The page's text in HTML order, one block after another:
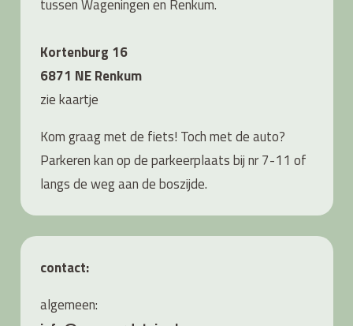
tussen Wageningen en Renkum.
Kortenburg 16
6871 NE Renkum
ziekaartje
Kom graag met de fiets! Toch met de auto?
Parkeren kan op de parkeerplaats bij nr 7-11 of
langs de weg aan de boszijde.
contact:
algemeen: